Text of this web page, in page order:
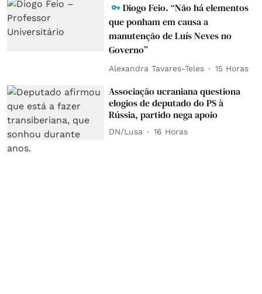
Diogo Feio. “Não há elementos
que ponham em causa a
manutenção de Luís Neves no
Governo”
Alexandra Tavares-Teles 15 Horas
Associação ucraniana questiona
elogios de deputado do PS à
Rússia, partido nega apoio
DN/Lusa 16 Horas